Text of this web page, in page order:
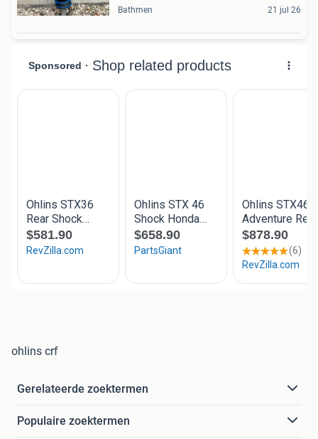
Bathmen 21 jul 26
ohlins crf
Gerelateerde zoektermen
Populaire zoektermen